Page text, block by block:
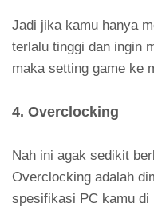
Jadi jika kamu hanya
terlalu tinggi dan ingin
maka setting game ke
4. Overclocking
Nah ini agak sedikit
Overclocking adalah
spesifikasi PC kamu di